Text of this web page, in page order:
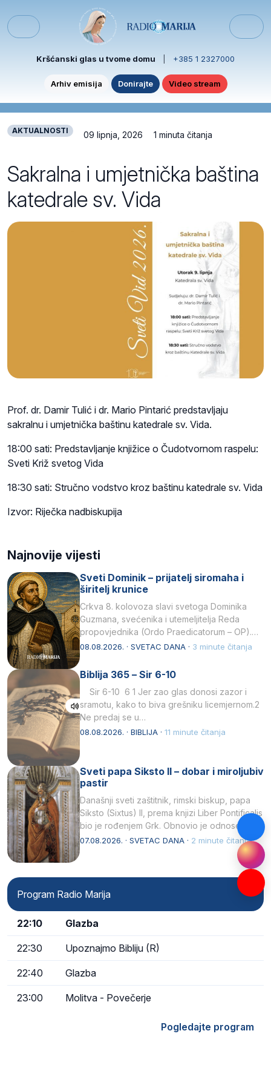
Menu
Kršćanski glas u tvome domu +385 1 2327000
Arhiv emisija Donirajte Video stream
AKTUALNOSTI 09 lipnja, 2026 1 minuta čitanja
Sakralna i umjetnička baština
katedrale sv. Vida
Prof. dr. Damir Tulić i dr. Mario Pintarić predstavljaju
sakralnu i umjetnička baštinu katedrale sv. Vida.
18:00 sati: Predstavljanje knjižice o Čudotvornom raspelu:
Sveti Križ svetog Vida
18:30 sati: Stručno vodstvo kroz baštinu katedrale sv. Vida
Izvor: Riječka nadbiskupija
Najnovije vijesti
Sveti Dominik – prijatelj siromaha i
širitelj krunice
Crkva 8. kolovoza slavi svetoga Dominika
Guzmana, svećenika i utemeljitelja Reda
propovjednika (Ordo Praedicatorum – OP).
Svojim životom, dubokom ljubavlju prema
08.08.2026. · SVETAC DANA · 3 minute čitanja
Biblija 365 – Sir 6-10
Sir 6-10 6 1 Jer zao glas donosi zazor i
sramotu, kako to biva grešniku licemjernom.2
Ne predaj se u…
08.08.2026. · BIBLIJA · 11 minute čitanja
Sveti papa Siksto II – dobar i miroljubiv
pastir
Današnji sveti zaštitnik, rimski biskup, papa
Siksto (Sixtus) II, prema knjizi Liber Pontificalis
bio je rođenjem Grk. Obnovio je odnose s
afričkim…
07.08.2026. · SVETAC DANA · 2 minute čitanja
Program Radio Marija
22:10 Glazba
22:30 Upoznajmo Bibliju (R)
22:40 Glazba
23:00 Molitva - Povečerje
Pogledajte program